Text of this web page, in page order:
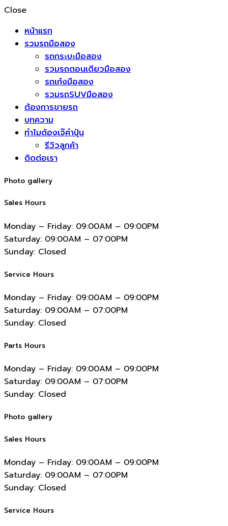
Close
หน้าแรก
รวมรถมือสอง
รถกระบะมือสอง
รวมรถตอนเดียวมือสอง
รถเก๋งมือสอง
รวมรถSUVมือสอง
ต้องการขายรถ
บทความ
ทำไมต้องเจ๊คำปุ่น
รีวิวลูกค้า
ติดต่อเรา
Photo gallery
Sales Hours
Monday – Friday: 09:00AM – 09:00PM
Saturday: 09:00AM – 07:00PM
Sunday: Closed
Service Hours
Monday – Friday: 09:00AM – 09:00PM
Saturday: 09:00AM – 07:00PM
Sunday: Closed
Parts Hours
Monday – Friday: 09:00AM – 09:00PM
Saturday: 09:00AM – 07:00PM
Sunday: Closed
Photo gallery
Sales Hours
Monday – Friday: 09:00AM – 09:00PM
Saturday: 09:00AM – 07:00PM
Sunday: Closed
Service Hours